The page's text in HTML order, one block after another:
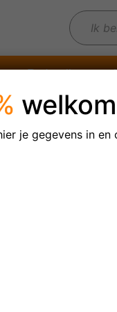
Rode wijnen
1 fles
je gegevens in